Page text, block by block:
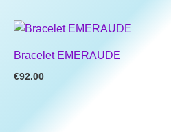
Bracelet EMERAUDE
€92.00